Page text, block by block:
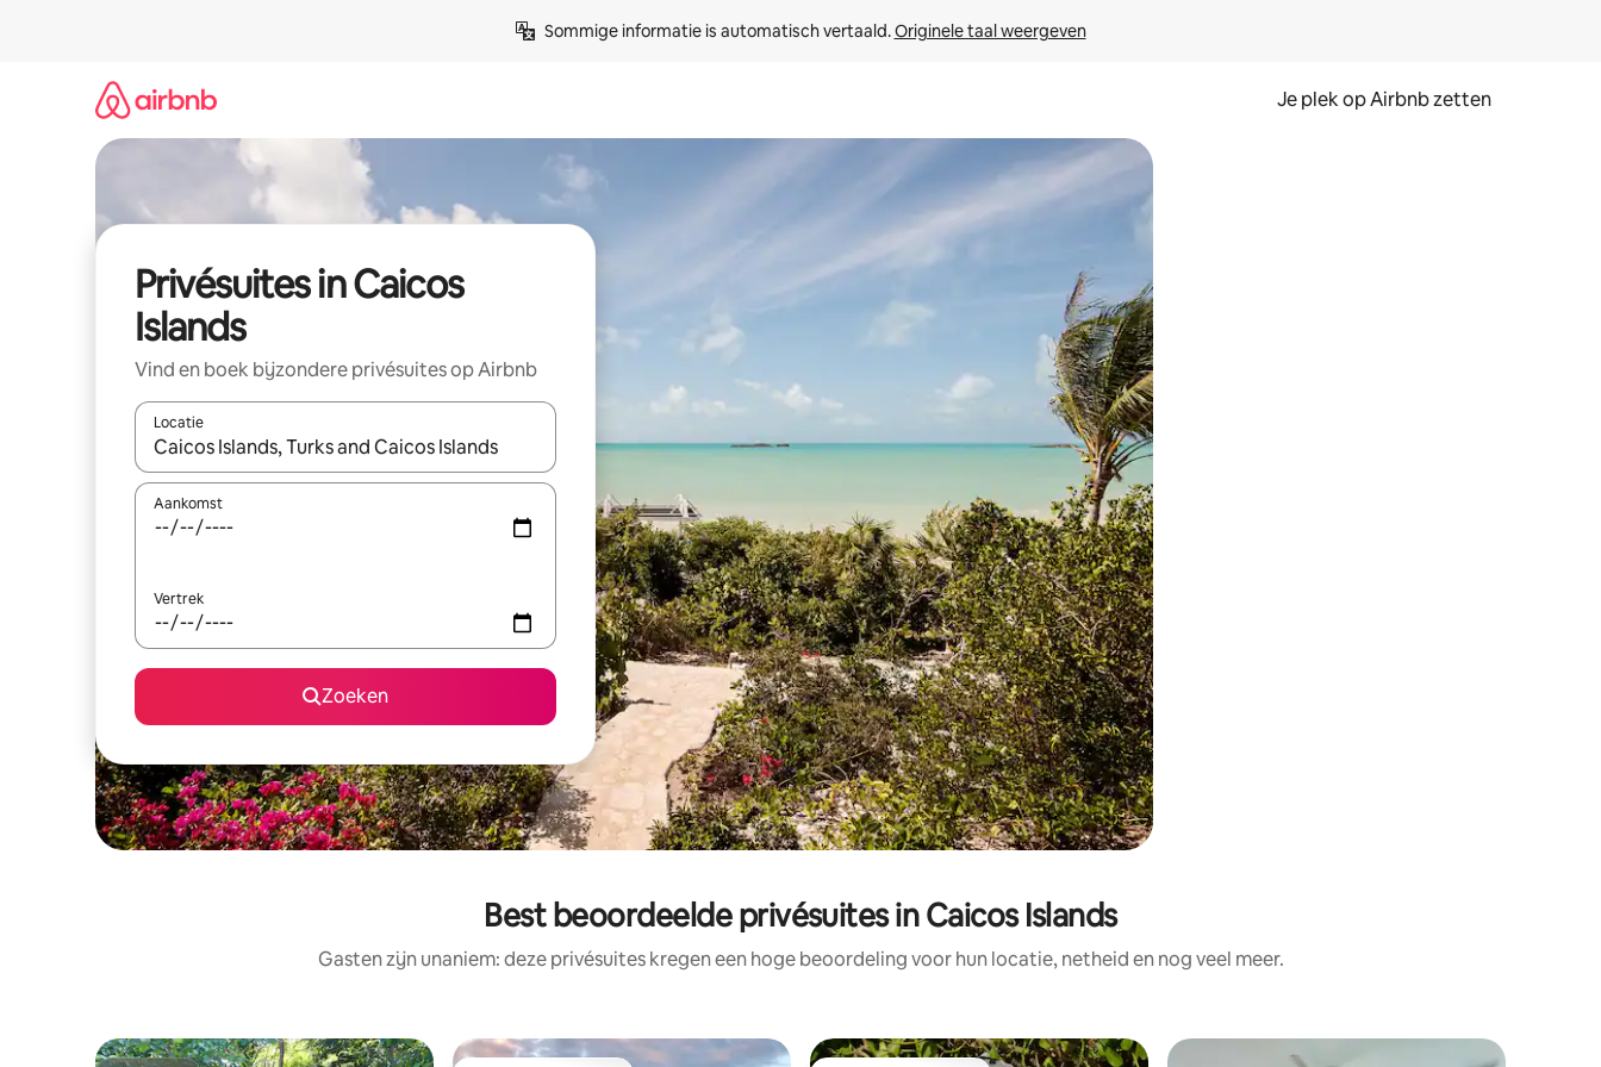
Sommige informatie is automatisch vertaald. Originele taal weergeven
Je plek op Airbnb zetten
Privésuites in Caicos
Islands
Vind en boek bijzondere privésuites op Airbnb
Locatie
Wanneer er resultaten beschikbaar zijn, maak je een keuze met je de pijltjestoetsen omhoog en omlaag, óf door te tikken of swipen.
Aankomst
Vertrek
Zoeken
Best beoordeelde privésuites in Caicos Islands
Gasten zijn unaniem: deze privésuites kregen een hoge beoordeling voor hun locatie, netheid en nog veel meer.